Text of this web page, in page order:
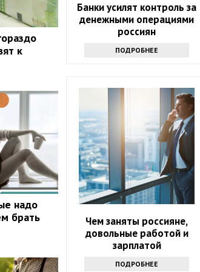
к
надо
брать
Банки усилят контроль за
денежными операциями
россиян
ПОДРОБНЕЕ
Чем заняты россияне,
довольные работой и
зарплатой
ПОДРОБНЕЕ